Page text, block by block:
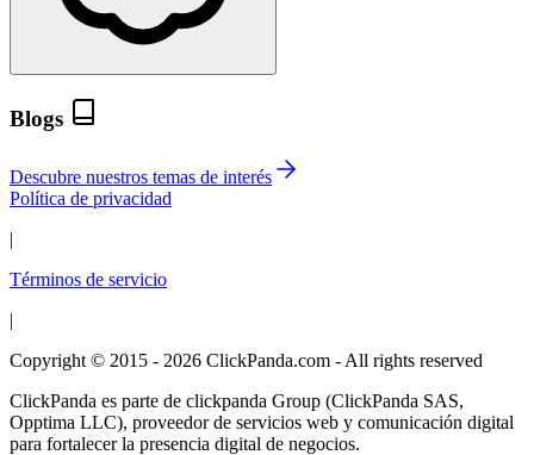
Blogs
Descubre nuestros temas de interés
Política de privacidad
|
Términos de servicio
|
Copyright © 2015 - 2026 ClickPanda.com - All rights reserved
ClickPanda es parte de clickpanda Group (ClickPanda SAS,
Opptima LLC), proveedor de servicios web y comunicación digital
para fortalecer la presencia digital de negocios.